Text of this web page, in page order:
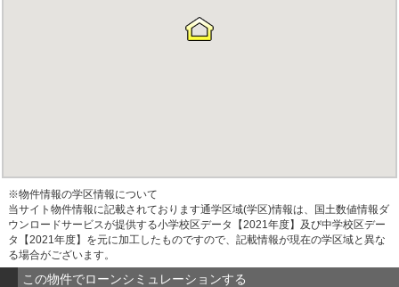
※物件情報の学区情報について
当サイト物件情報に記載されております通学区域(学区)情報は、国土数値情報ダ
ウンロードサービスが提供する小学校区データ【2021年度】及び中学校区デー
タ【2021年度】を元に加工したものですので、記載情報が現在の学区域と異な
る場合がございます。
この物件でローンシミュレーションする